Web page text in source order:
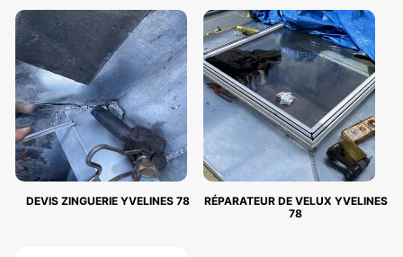
DEVIS ZINGUERIE YVELINES 78
RÉPARATEUR DE VELUX YVELINES
78